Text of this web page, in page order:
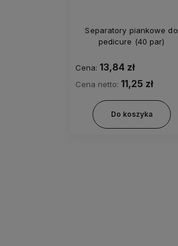
Separatory piankowe do
pedicure (40 par)
Cena: 13,84 zł
Cena netto: 11,25 zł
Do koszyka